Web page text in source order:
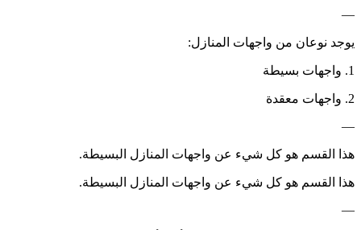
—
يوجد نوعان من واجهات المنازل:
1. واجهات بسيطة
2. واجهات معقدة
—
هذا القسم هو كل شيء عن واجهات المنازل البسيطة.
هذا القسم هو كل شيء عن واجهات المنازل البسيطة.
—